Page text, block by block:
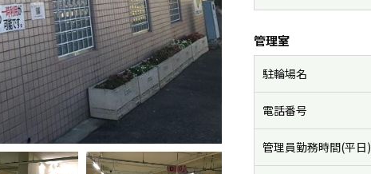
管理室
駐輪場名
電話番号
管理員勤務時間(平日)